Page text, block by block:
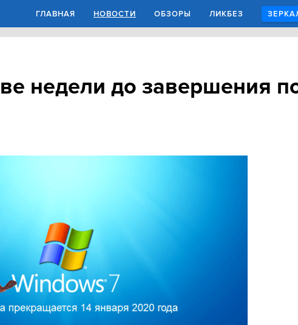
ГЛАВНАЯ НОВОСТИ ОБЗОРЫ ЛИКБЕЗ
недели до завершения